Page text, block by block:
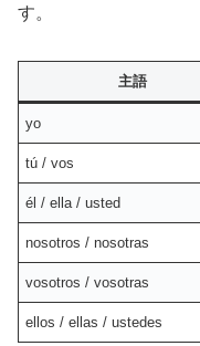
す。
主語
yo
tú / vos
él / ella / usted
nosotros / nosotras
vosotros / vosotras
ellos / ellas / ustedes